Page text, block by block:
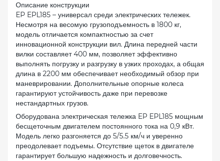
Описание конструкции
EP EPL185 – универсал среди электрических тележек.
Несмотря на весомую грузоподъемность в 1800 кг,
модель отличается компактностью за счет
инновационной конструкции вил. Длина передней части
вилки составляет 400 мм, позволяет эффективно
выполнять погрузку и разгрузку в узких проходах, а общая
длина в 2200 мм обеспечивает необходимый обзор при
маневрировании. Дополнительные опорные колеса
гарантируют устойчивость даже при перевозке
нестандартных грузов.
Оборудована электрическая тележка EP EPL185 мощным
бесщеточным двигателем постоянного тока на 0,9 кВт.
Модель легко разгоняется до 5/5.5 км/ч и уверенно
преодолевает подъемы. Отсутствие щеток в двигателе
гарантирует большую надежность и долговечность.